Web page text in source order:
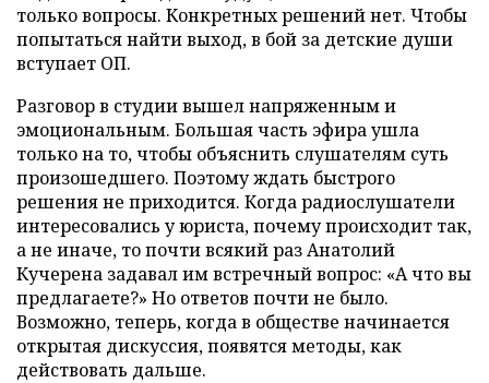
только вопросы. Конкретных решений нет. Чтобы
попытаться найти выход, в бой за детские души
вступает ОП.
Разговор в студии вышел напряженным и
эмоциональным. Большая часть эфира ушла
только на то, чтобы объяснить слушателям суть
произошедшего. Поэтому ждать быстрого
решения не приходится. Когда радиослушатели
интересовались у юриста, почему происходит так,
а не иначе, то почти всякий раз Анатолий
Кучерена задавал им встречный вопрос: «А что вы
предлагаете?» Но ответов почти не было.
Возможно, теперь, когда в обществе начинается
открытая дискуссия, появятся методы, как
действовать дальше.